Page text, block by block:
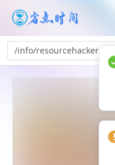
/info/resourcehacker-